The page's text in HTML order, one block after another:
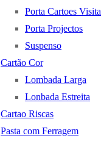
Porta Cartoes Visita
Porta Projectos
Suspenso
Cartão Cor
Lombada Larga
Lonbada Estreita
Cartao Riscas
Pasta com Ferragem